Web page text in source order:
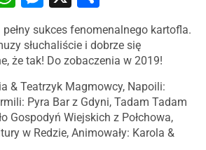
słuchaliście i dobrze się
że tak! Do zobaczenia w 2019!
& Teatrzyk Magmowcy, Napoili:
Pyra Bar z Gdyni, Tadam Tadam
Gospodyń Wiejskich z Połchowa,
w Redzie, Animowały: Karola &